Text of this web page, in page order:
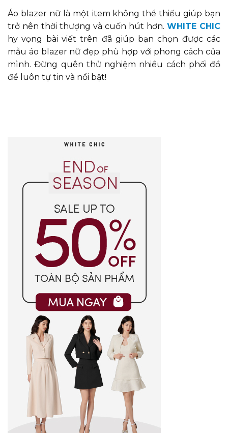
Áo blazer nữ là một item không thể thiếu giúp bạn
trở nên thời thượng và cuốn hút hơn. WHITE CHIC
hy vọng bài viết trên đã giúp bạn chọn được các
mẫu áo blazer nữ đẹp phù hợp với phong cách của
mình. Đừng quên thử nghiệm nhiều cách phối đồ
để luôn tự tin và nổi bật!